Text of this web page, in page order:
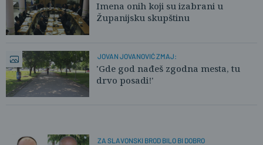
Imena onih koji su izabrani u
Županijsku skupštinu
JOVAN JOVANOVIĆ ZMAJ:
'Gde god nađeš zgodna mesta, tu
drvo posadi!'
ZA SLAVONSKI BROD BILO BI DOBRO